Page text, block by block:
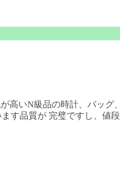
高いN級品の時計、バッ
す品質が 完璧ですし、値